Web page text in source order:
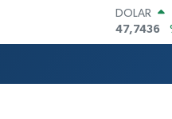
DOLAR
47,7436
EURO